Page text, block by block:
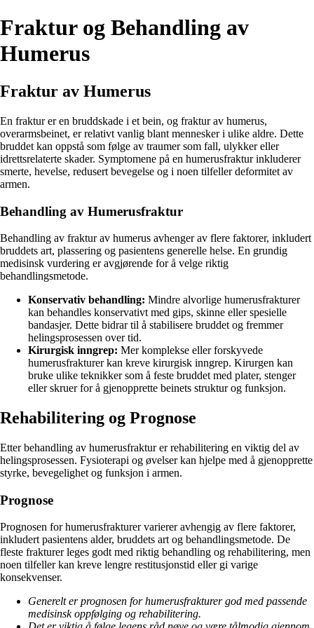
Fraktur og Behandling av
Humerus
Fraktur av Humerus
En fraktur er en bruddskade i et bein, og fraktur av humerus,
overarmsbeinet, er relativt vanlig blant mennesker i ulike aldre. Dette
bruddet kan oppstå som følge av traumer som fall, ulykker eller
idrettsrelaterte skader. Symptomene på en humerusfraktur inkluderer
smerte, hevelse, redusert bevegelse og i noen tilfeller deformitet av
armen.
Behandling av Humerusfraktur
Behandling av fraktur av humerus avhenger av flere faktorer, inkludert
bruddets art, plassering og pasientens generelle helse. En grundig
medisinsk vurdering er avgjørende for å velge riktig
behandlingsmetode.
Konservativ behandling: Mindre alvorlige humerusfrakturer
kan behandles konservativt med gips, skinne eller spesielle
bandasjer. Dette bidrar til å stabilisere bruddet og fremmer
helingsprosessen over tid.
Kirurgisk inngrep: Mer komplekse eller forskyvede
humerusfrakturer kan kreve kirurgisk inngrep. Kirurgen kan
bruke ulike teknikker som å feste bruddet med plater, stenger
eller skruer for å gjenopprette beinets struktur og funksjon.
Rehabilitering og Prognose
Etter behandling av humerusfraktur er rehabilitering en viktig del av
helingsprosessen. Fysioterapi og øvelser kan hjelpe med å gjenopprette
styrke, bevegelighet og funksjon i armen.
Prognose
Prognosen for humerusfrakturer varierer avhengig av flere faktorer,
inkludert pasientens alder, bruddets art og behandlingsmetode. De
fleste frakturer leges godt med riktig behandling og rehabilitering, men
noen tilfeller kan kreve lengre restitusjonstid eller gi varige
konsekvenser.
Generelt er prognosen for humerusfrakturer god med passende
medisinsk oppfølging og rehabilitering.